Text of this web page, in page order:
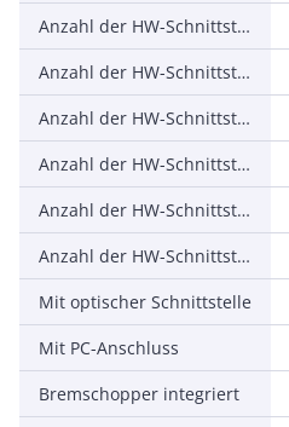
Anzahl der HW-Schnittstellen seriell RS-422
Anzahl der HW-Schnittstellen seriell RS-485
Anzahl der HW-Schnittstellen seriell TTY
Anzahl der HW-Schnittstellen USB
Anzahl der HW-Schnittstellen parallel
Anzahl der HW-Schnittstellen sonstige
Mit optischer Schnittstelle
Mit PC-Anschluss
Bremschopper integriert